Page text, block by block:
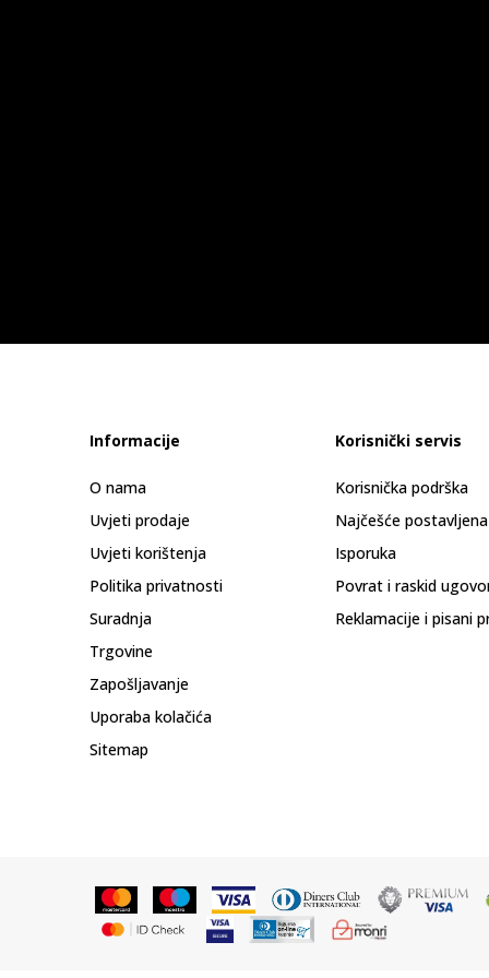
Informacije
O nama
Uvjeti prodaje
Uvjeti korištenja
Politika privatnosti
Suradnja
Trgovine
Zapošljavanje
Uporaba kolačića
Sitemap
Korisnički servis
Korisnička podrška
Najčešće
Isporuka
Povrat i raskid
Reklamacije i pisani